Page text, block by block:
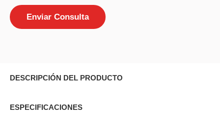
Enviar Consulta
DESCRIPCIÓN DEL PRODUCTO
ESPECIFICACIONES